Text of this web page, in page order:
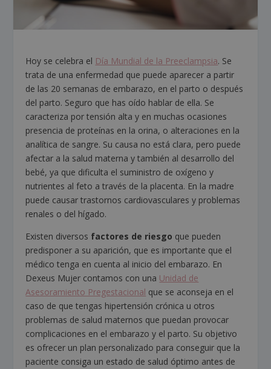
Hoy se celebra el Día Mundial de la Preeclampsia. Se
trata de una enfermedad que puede aparecer a partir
de las 20 semanas de embarazo, en el parto o después
del parto. Seguro que has oído hablar de ella. Se
caracteriza por tensión alta y en muchas ocasiones
presencia de proteínas en la orina, o alteraciones en la
analítica de sangre. Su causa no está clara, pero puede
afectar a la salud materna y también al desarrollo del
bebé, ya que dificulta el suministro de oxígeno y
nutrientes al feto a través de la placenta. En la madre
puede causar trastornos cardiovasculares y problemas
renales o del hígado.
Existen diversos factores de riesgo que pueden
predisponer a su aparición, que es importante que el
médico tenga en cuenta al inicio del embarazo. En
Dexeus Mujer contamos con una Unidad de
Asesoramiento Pregestacional que se aconseja en el
caso de que tengas hipertensión crónica u otros
problemas de salud maternos que puedan provocar
complicaciones en el embarazo y el parto. Su objetivo
es ofrecer un plan personalizado para conseguir que la
paciente consiga un estado de salud óptimo antes de